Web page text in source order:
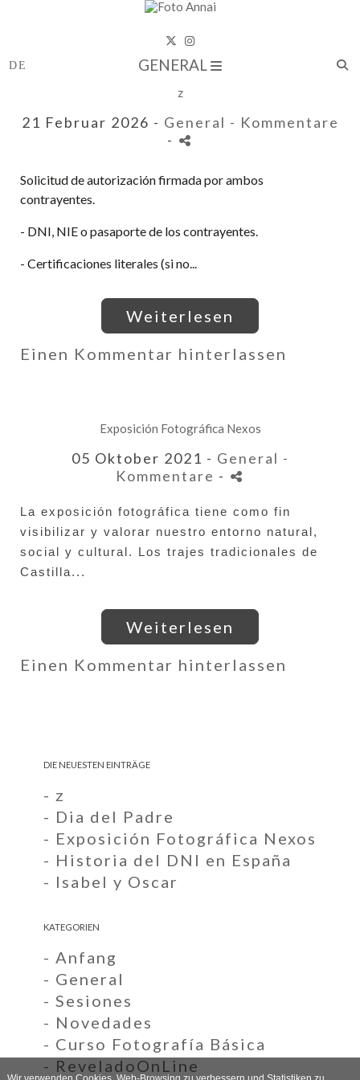
GENERAL
z
21 Februar 2026 - General - Kommentare
-
Solicitud de autorización firmada por ambos
contrayentes.
- DNI, NIE o pasaporte de los contrayentes.
- Certificaciones literales (si no...
Weiterlesen
Einen Kommentar hinterlassen
Exposición Fotográfica Nexos
05 Oktober 2021 - General -
Kommentare -
La exposición fotográfica tiene como fin
visibilizar y valorar nuestro entorno natural,
social y cultural. Los trajes tradicionales de
Castilla...
Weiterlesen
Einen Kommentar hinterlassen
DIE NEUESTEN EINTRÄGE
- z
- Dia del Padre
- Exposición Fotográfica Nexos
- Historia del DNI en España
- Isabel y Oscar
KATEGORIEN
- Anfang
- General
- Sesiones
- Novedades
- Curso Fotografía Básica
- ReveladoOnLine